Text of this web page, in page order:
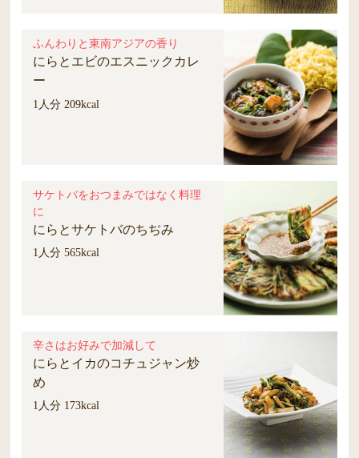
ふんわりと東南アジアの香り
にらとエビのエスニックカレ
ー
1人分 209kcal
サケトバをおつまみではなく料理
に
にらとサケトバのちぢみ
1人分 565kcal
辛さはお好みで加減して
にらとイカのコチュジャン炒
め
1人分 173kcal